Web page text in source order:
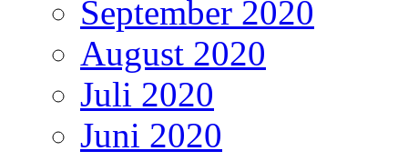
September 2020
August 2020
Juli 2020
Juni 2020